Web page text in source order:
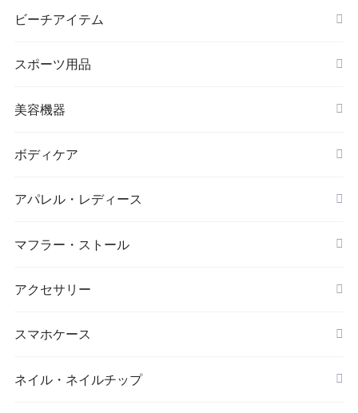
ビキニ
ハイネックビキニ
ビーチアイテム
ビーチサンダル
ヌードブラ
カーディガン・羽織
ステッカー
スポーツ用品
サウナスーツ
スイムウェア
スポーツブラ
レギンス・スパッツ
スポーツウェアセット
美容機器
脱毛器
ボディケア
リップ・唇
マスク
ダイエット
アイマスク
アパレル・レディース
レッグウォーマー
マフラー・ストール
大判ストール
アクセサリー
キーホルダー
スマホケース
iPhone
ネイル・ネイルチップ